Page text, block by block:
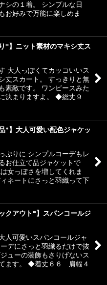
シの１着。 シンプルな日
お好みで万能に楽しめま
*】ニット素材のマキシ丈ス
大人っぽくてカッコいいス
丈スカート。 すっきりと無
素敵です。 ワンピースみた
決まりますよ。 ◆総丈９
*】大人可愛い配色ジャケッ
ぷりに シンプルコーデもレ
お仕立て品ジャケットで
女っぽさを増してくれま
ネートにさっと羽織って下
クアウト*】スパンコールジ
人可愛いスパンコールジャ
デにさっと羽織るだけで抜
ューの装飾もさりげないス
ます。 ◆着丈６６ 肩幅４